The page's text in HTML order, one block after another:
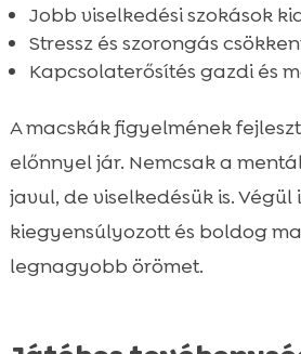
Jobb viselkedési szokások
Stressz és szorongás
Kapcsolaterősítés gazdi és
A macskák figyelmének
előnnyel jár. Nemcsak a
javul, de viselkedésük is. Végül
kiegyensúlyozott és boldog
legnagyobb örömet.